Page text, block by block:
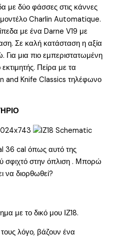
με δύο φάσσες στις κάννες
μοντέλο Charlin Automatique.
με ένα Darne V19 με
Σε καλή κατάσταση η αξία
Για μια πιο εμπεριστατωμένη
Πείρα με τα
and Knife Classics τηλέφωνο
36 cal όπως αυτό της
σφιχτό στην όπλιση . Μπορώ
να διορθωθεί?
με το δικό μου ΙΖ18.
λόγο, βάζουν ένα